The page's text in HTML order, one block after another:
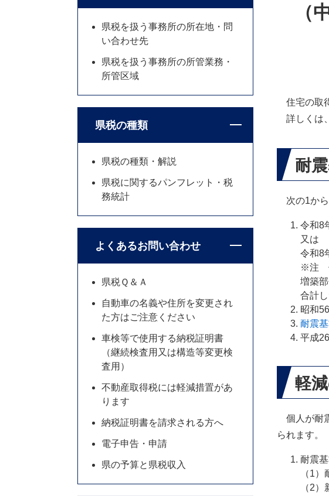
（
住宅の取
詳しくは
耐
次の1から
令和8
又は
令和8
※注
増築
合計
昭和
耐震
平成
軽
個人が耐
られます。
耐震
（1
（2
県税を扱う事務所の所在地・問
い合わせ先
県税を扱う事務所の所管業務・
所管区域
県税の種類
県税の種類・解説
県税に関するパンフレット・税
務統計
よくあるお問い合わせ
県税Ｑ＆Ａ
自動車の名義や住所を変更され
た方はご注意ください
車検等で使用する納税証明書
（継続検査用又は構造等変更検
査用）
不動産取得税には軽減措置があ
ります
納税証明書を請求される方へ
電子申告・申請
県の予算と県税収入